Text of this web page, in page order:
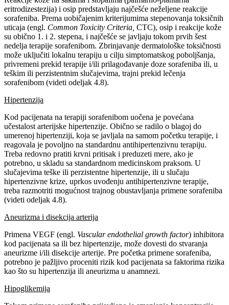
eritrodizestezija) i osip predstavljaju najčešće neželjene reakcije
sorafeniba. Prema uobičajenim kriterijumima stepenovanja toksičnih
uticaja (engl. Common Toxicity Criteria, CTC), osip i reakcije kože
su obično 1. i 2. stepena, i najčešće se javljaju tokom prvih šest
nedelja terapije sorafenibom. Zbrinjavanje dermatološke toksičnosti
može uključiti lokalnu terapiju u cilju simptomatskog poboljšanja,
privremeni prekid terapije i/ili prilagođavanje doze sorafeniba ili, u
teškim ili perzistentnim slučajevima, trajni prekid lečenja
sorafenibom (videti odeljak 4.8).
Hipertenzija
Kod pacijenata na terapiji sorafenibom uočena je povećana
učestalost arterijske hipertenzije. Obično se radilo o blagoj do
umerenoj hipertenziji, koja se javljala na samom početku terapije, i
reagovala je povoljno na standardnu antihipertenzivnu terapiju.
Treba redovno pratiti krvni pritisak i preduzeti mere, ako je
potrebno, u skladu sa standardnom medicinskom praksom. U
slučajevima teške ili perzistentne hipertenzije, ili u slučaju
hipertenzivne krize, uprkos uvođenju antihipertenzivne terapije,
treba razmotriti mogućnost trajnog obustavljanja primene sorafeniba
(videti odeljak 4.8).
Aneurizma i disekcija arterija
Primena VEGF (engl. Vascular endothelial growth factor) inhibitora
kod pacijenata sa ili bez hipertenzije, može dovesti do stvaranja
aneurizme i/ili disekcije arterije. Pre početka primene sorafeniba,
potrebno je pažljivo proceniti rizik kod pacijenata sa faktorima rizika
kao što su hipertenzija ili aneurizma u anamnezi.
Hipoglikemija